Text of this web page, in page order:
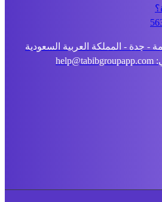
- المملكة العربية السعودية